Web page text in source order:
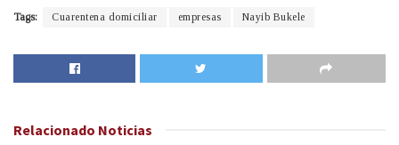
Tags: Cuarentena domiciliar empresas Nayib Bukele
Relacionado Noticias